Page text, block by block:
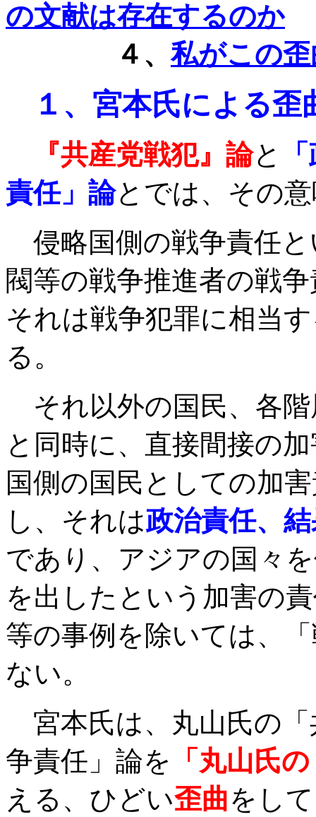
の文献は存在するのか
４、私がこの
１、 宮本氏による歪
『共産党戦犯』論と
責任」論とでは、その
侵略国側の戦争責任と
閥等の戦争推進者の戦
それは戦争犯罪に相当
る。
それ以外の国民、各階
と同時に、直接間接の
国側の国民としての加
し、それは政治責任、
であり、アジアの国々
を出したという加害の
等の事例を除いては、
ない。
宮本氏は、丸山氏の「
争責任」論を
「丸山氏
える、ひどい歪曲をし